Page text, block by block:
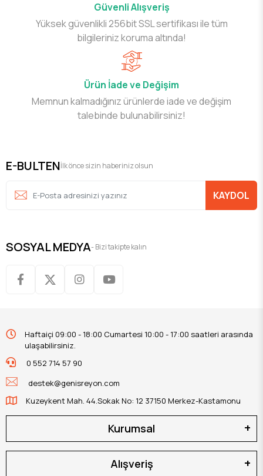
Güvenli Alışveriş
Yüksek güvenlikli 256bit SSL sertifikası ile tüm
bilgileriniz koruma altında!
Ürün İade ve Değişim
Memnun kalmadığınız ürünlerde iade ve değişim
talebinde bulunabilirsiniz!
E-BULTENİlk önce sizin haberiniz olsun
KAYDOL
SOSYAL MEDYA- Bizi takipte kalın
Haftaiçi 09:00 - 18:00 Cumartesi 10:00 - 17:00 saatleri arasında
ulaşabilirsiniz.
0 552 714 57 90
destek@genisreyon.com
Kuzeykent Mah. 44.Sokak No: 12 37150 Merkez-Kastamonu
Kurumsal
Alışveriş